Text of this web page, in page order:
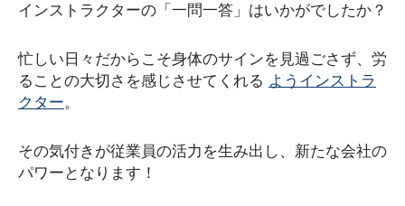
インストラクターの「一問一答」はいかがでしたか？
忙しい日々だからこそ身体のサインを見過ごさず、労
ることの大切さを感じさせてくれる ようインストラ
クター。
その気付きが従業員の活力を生み出し、新たな会社の
パワーとなります！